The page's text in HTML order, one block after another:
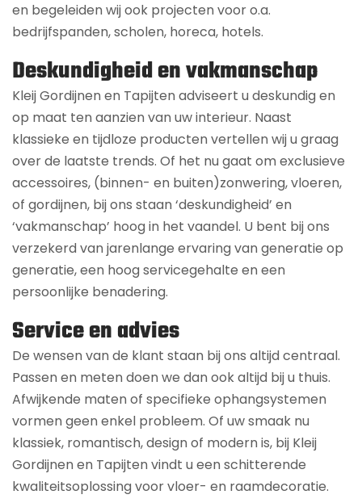
en begeleiden wij ook projecten voor o.a.
bedrijfspanden, scholen, horeca, hotels.
Deskundigheid en vakmanschap
Kleij Gordijnen en Tapijten adviseert u deskundig en
op maat ten aanzien van uw interieur. Naast
klassieke en tijdloze producten vertellen wij u graag
over de laatste trends. Of het nu gaat om exclusieve
accessoires, (binnen- en buiten)zonwering, vloeren,
of gordijnen, bij ons staan ‘deskundigheid’ en
‘vakmanschap’ hoog in het vaandel. U bent bij ons
verzekerd van jarenlange ervaring van generatie op
generatie, een hoog servicegehalte en een
persoonlijke benadering.
Service en advies
De wensen van de klant staan bij ons altijd centraal.
Passen en meten doen we dan ook altijd bij u thuis.
Afwijkende maten of specifieke ophangsystemen
vormen geen enkel probleem. Of uw smaak nu
klassiek, romantisch, design of modern is, bij Kleij
Gordijnen en Tapijten vindt u een schitterende
kwaliteitsoplossing voor vloer- en raamdecoratie.